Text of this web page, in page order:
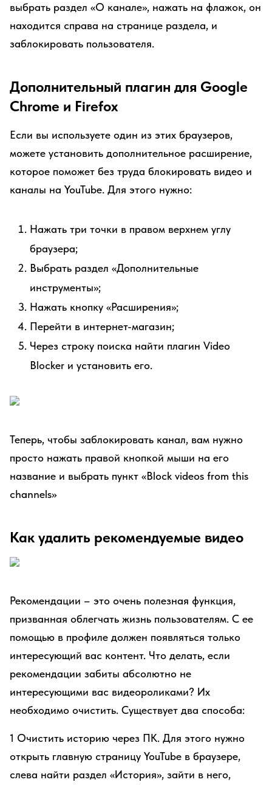
выбрать раздел «О канале», нажать на флажок, он
находится справа на странице раздела, и
заблокировать пользователя.
Дополнительный плагин для Google
Chrome и Firefox
Если вы используете один из этих браузеров,
можете установить дополнительное расширение,
которое поможет без труда блокировать видео и
каналы на YouTube. Для этого нужно:
Нажать три точки в правом верхнем углу
браузера;
Выбрать раздел «Дополнительные
инструменты»;
Нажать кнопку «Расширения»;
Перейти в интернет-магазин;
Через строку поиска найти плагин Video
Blocker и установить его.
Теперь, чтобы заблокировать канал, вам нужно
просто нажать правой кнопкой мыши на его
название и выбрать пункт «Block videos from this
channels»
Как удалить рекомендуемые видео
Рекомендации – это очень полезная функция,
призванная облегчать жизнь пользователям. С ее
помощью в профиле должен появляться только
интересующий вас контент. Что делать, если
рекомендации забиты абсолютно не
интересующими вас видеороликами? Их
необходимо очистить. Существует два способа:
1 Очистить историю через ПК. Для этого нужно
открыть главную страницу YouTube в браузере,
слева найти раздел «История», зайти в него,